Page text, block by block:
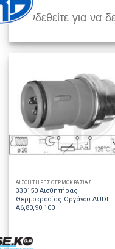
Συνδεθείτε για να
ΑΙΣΘΗΤΗΡΕΣ ΘΕΡΜΟΚΡΑΣΙΑΣ
330150 Αισθητήρας
Θερμοκρασίας Οργάνου AUDI
A6,80,90,100